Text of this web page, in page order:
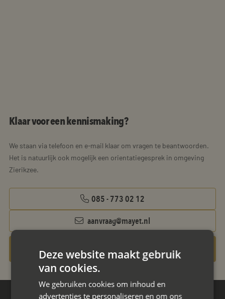
Klaar voor een kennismaking?
We staan via telefoon en e-mail klaar om vragen te beantwoorden.
Het is natuurlijk ook mogelijk een orientatiegesprek in omgeving
Zierikzee.
085 - 773 02 12
aanvraag@mayet.nl
Gratis oriëntatiegesprek aanvragen
Deze website maakt gebruik
van cookies.
We gebruiken cookies om inhoud en
advertenties te personaliseren en om ons